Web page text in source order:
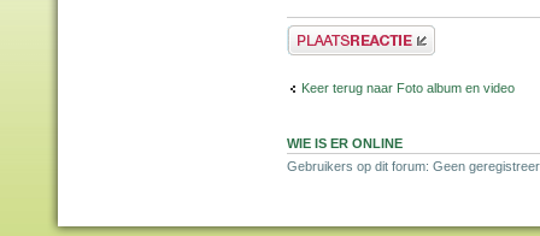
Plaats een reactie
Keer terug naar Foto album en video
WIE IS ER ONLINE
Gebruikers op dit forum: Geen